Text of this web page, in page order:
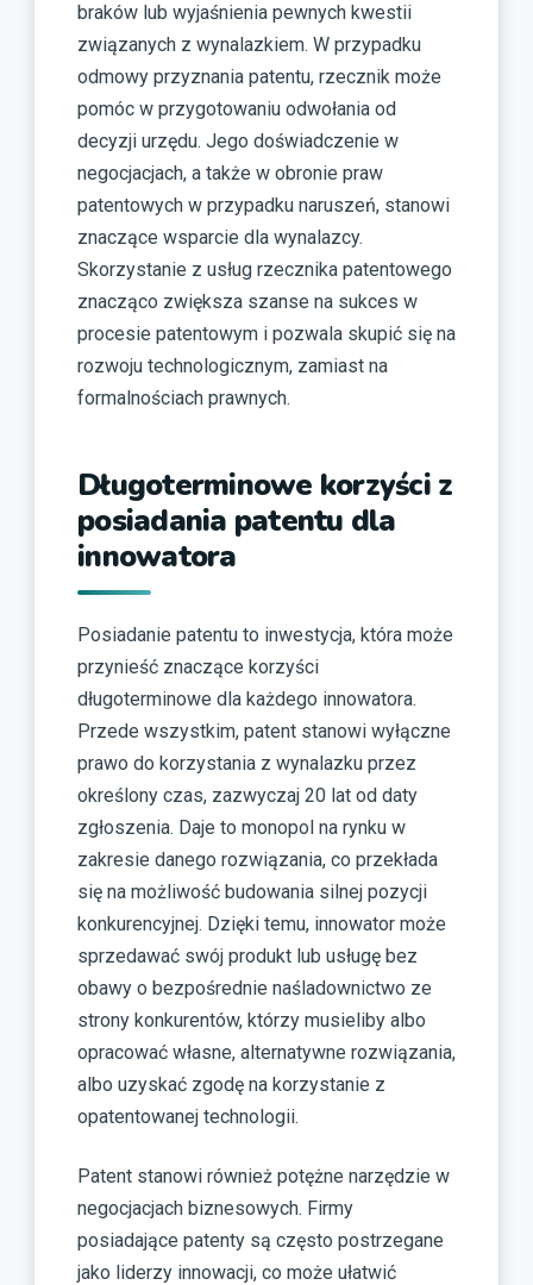
braków lub wyjaśnienia pewnych kwestii
związanych z wynalazkiem. W przypadku
odmowy przyznania patentu, rzecznik może
pomóc w przygotowaniu odwołania od
decyzji urzędu. Jego doświadczenie w
negocjacjach, a także w obronie praw
patentowych w przypadku naruszeń, stanowi
znaczące wsparcie dla wynalazcy.
Skorzystanie z usług rzecznika patentowego
znacząco zwiększa szanse na sukces w
procesie patentowym i pozwala skupić się na
rozwoju technologicznym, zamiast na
formalnościach prawnych.
Długoterminowe korzyści z
posiadania patentu dla
innowatora
Posiadanie patentu to inwestycja, która może
przynieść znaczące korzyści
długoterminowe dla każdego innowatora.
Przede wszystkim, patent stanowi wyłączne
prawo do korzystania z wynalazku przez
określony czas, zazwyczaj 20 lat od daty
zgłoszenia. Daje to monopol na rynku w
zakresie danego rozwiązania, co przekłada
się na możliwość budowania silnej pozycji
konkurencyjnej. Dzięki temu, innowator może
sprzedawać swój produkt lub usługę bez
obawy o bezpośrednie naśladownictwo ze
strony konkurentów, którzy musieliby albo
opracować własne, alternatywne rozwiązania,
albo uzyskać zgodę na korzystanie z
opatentowanej technologii.
Patent stanowi również potężne narzędzie w
negocjacjach biznesowych. Firmy
posiadające patenty są często postrzegane
jako liderzy innowacji, co może ułatwić